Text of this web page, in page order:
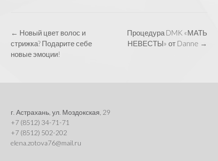
Post
navigation
Процедура DMK «МАТЬ
НЕВЕСТЫ» от Danne →
← Новый цвет волос и
стрижка? Подарите себе
новые эмоции!
г. Астрахань, ул. Моздокская, 29
+7 (8512) 34-71-71
+7 (8512) 502-202
elena.zotova76@mail.ru